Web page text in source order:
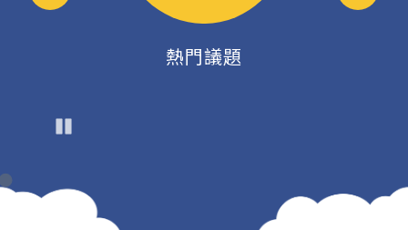
熱門議題